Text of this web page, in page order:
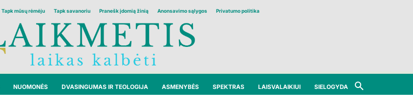
Tapk mūsų rėmėju Tapk savanoriu Pranešk įdomią žinią Anonsavimo sąlygos Privatumo politika
NUOMONĖS DVASINGUMAS IR TEOLOGIJA ASMENYBĖS SPEKTRAS LAISVALAIKIUI SIELOGYDA